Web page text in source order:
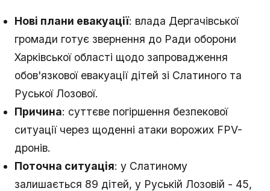
Нові плани евакуації: влада Дергачівської
громади готує звернення до Ради оборони
Харківської області щодо запровадження
обов'язкової евакуації дітей зі Слатиного та
Руської Лозової.
Причина: суттєве погіршення безпекової
ситуації через щоденні атаки ворожих FPV-
дронів.
Поточна ситуація: у Слатиному
залишається 89 дітей, у Руській Лозовій - 45,